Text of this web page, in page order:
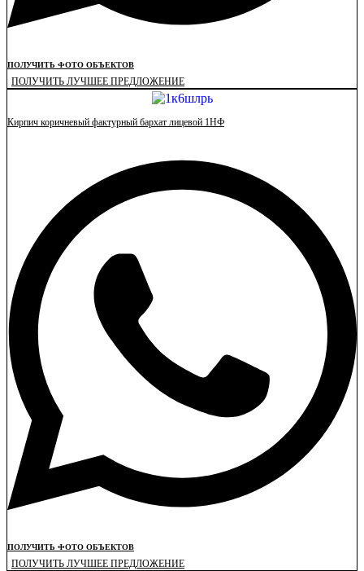
ПОЛУЧИТЬ ФОТО ОБЪЕКТОВ
ПОЛУЧИТЬ ЛУЧШЕЕ ПРЕДЛОЖЕНИЕ
Кирпич коричневый фактурный бархат лицевой 1НФ
ПОЛУЧИТЬ ФОТО ОБЪЕКТОВ
ПОЛУЧИТЬ ЛУЧШЕЕ ПРЕДЛОЖЕНИЕ